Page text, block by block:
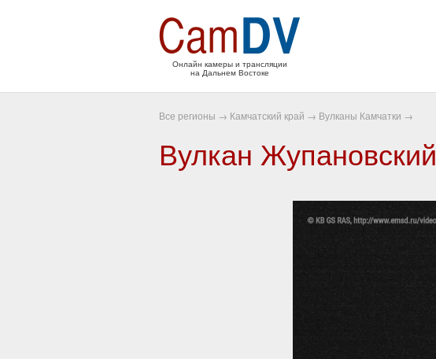
Онлайн камеры и трансляции
на Дальнем Востоке
Все регионы → Камчатский край → Вулканы Камчатки →
Вулкан Жупановский